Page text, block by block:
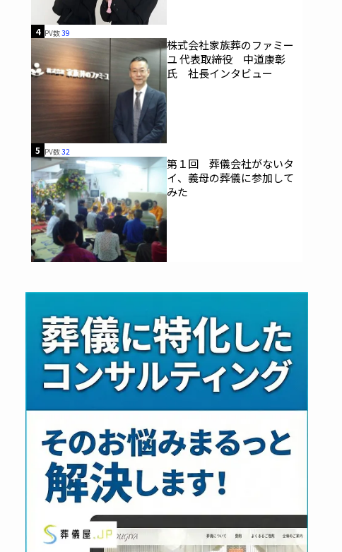
4 PV数39
株式会社家族葬のファミー
ユ 代表取締役 中道康彰
氏 社長インタビュー
5 PV数32
第１回 葬儀会社がないタ
イ、義母の葬儀に参加して
みた